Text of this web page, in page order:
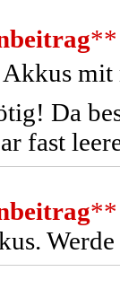
**
mit
Da
fast
**